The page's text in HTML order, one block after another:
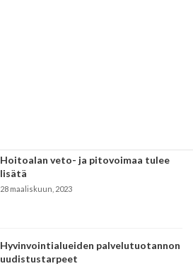
Hoitoalan veto- ja pitovoimaa tulee
lisätä
28 maaliskuun, 2023
Hyvinvointialueiden palvelutuotannon
uudistustarpeet